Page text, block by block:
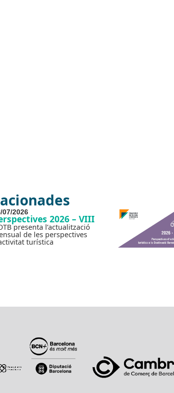
07/2026
2026 – VIII
presenta l’actualització
de les perspectives
turística